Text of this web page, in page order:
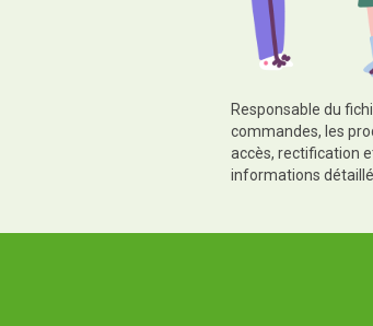
Responsable du
commandes, les
accès, rectification
informations